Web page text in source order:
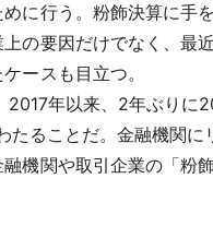
に行う。粉飾決算に手
の要因だけでなく、最
ースも目立つ。
2017年以来、2年ぶりに
ることだ。金融機関に
機関や取引企業の「粉